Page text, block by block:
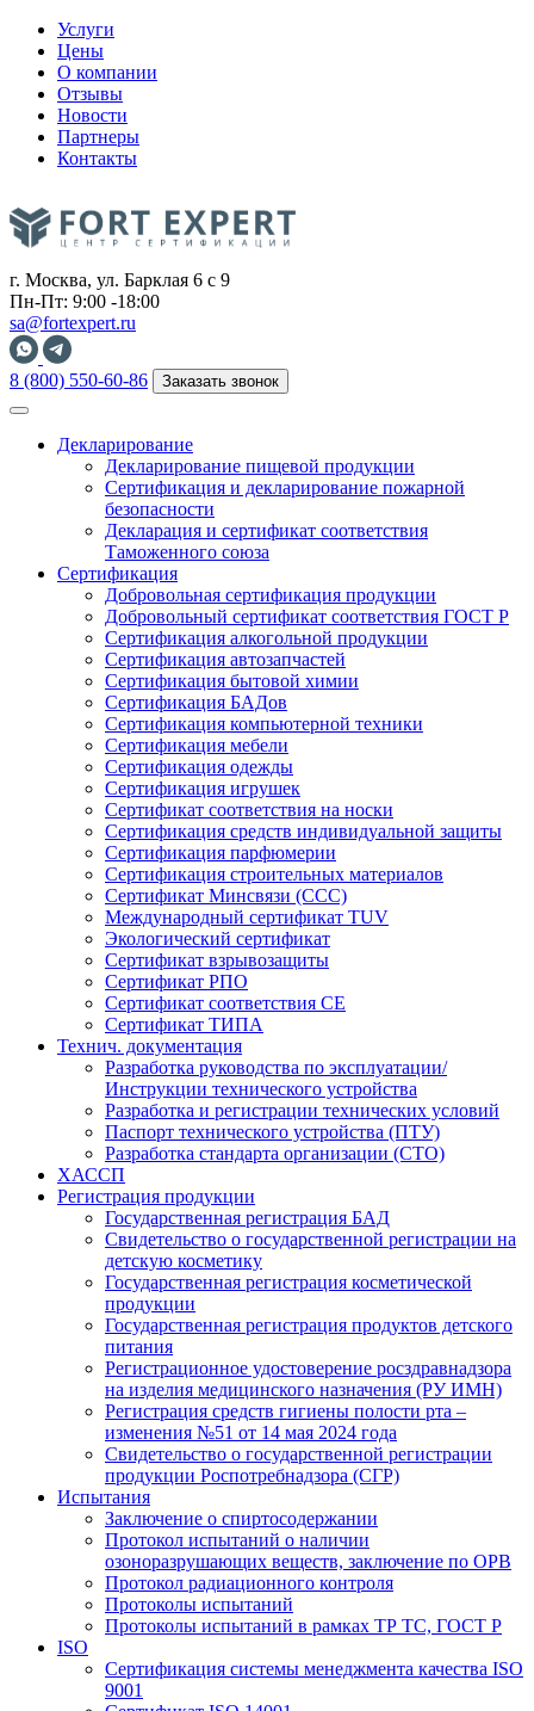
Услуги
Цены
О компании
Отзывы
Новости
Партнеры
Контакты
г. Москва, ул. Барклая 6 с 9
Пн-Пт: 9:00 -18:00
sa@fortexpert.ru
8 (800) 550-60-86 Заказать звонок
Декларирование
Декларирование пищевой продукции
Сертификация и декларирование пожарной
безопасности
Декларация и сертификат соответствия
Таможенного союза
Сертификация
Добровольная сертификация продукции
Добровольный сертификат соответствия ГОСТ Р
Сертификация алкогольной продукции
Сертификация автозапчастей
Сертификация бытовой химии
Сертификация БАДов
Сертификация компьютерной техники
Сертификация мебели
Сертификация одежды
Сертификация игрушек
Сертификат соответствия на носки
Сертификация средств индивидуальной защиты
Сертификация парфюмерии
Сертификация строительных материалов
Сертификат Минсвязи (ССС)
Международный сертификат TUV
Экологический сертификат
Сертификат взрывозащиты
Сертификат РПО
Сертификат соответствия CE
Сертификат ТИПА
Технич. документация
Разработка руководства по эксплуатации/
Инструкции технического устройства
Разработка и регистрации технических условий
Паспорт технического устройства (ПТУ)
Разработка стандарта организации (СТО)
ХАССП
Регистрация продукции
Государственная регистрация БАД
Свидетельство о государственной регистрации на
детскую косметику
Государственная регистрация косметической
продукции
Государственная регистрация продуктов детского
питания
Регистрационное удостоверение росздравнадзора
на изделия медицинского назначения (РУ ИМН)
Регистрация средств гигиены полости рта –
изменения №51 от 14 мая 2024 года
Свидетельство о государственной регистрации
продукции Роспотребнадзора (СГР)
Испытания
Заключение о спиртосодержании
Протокол испытаний о наличии
озоноразрушающих веществ, заключение по ОРВ
Протокол радиационного контроля
Протоколы испытаний
Протоколы испытаний в рамках ТР ТС, ГОСТ Р
ISO
Сертификация системы менеджмента качества ISO
9001